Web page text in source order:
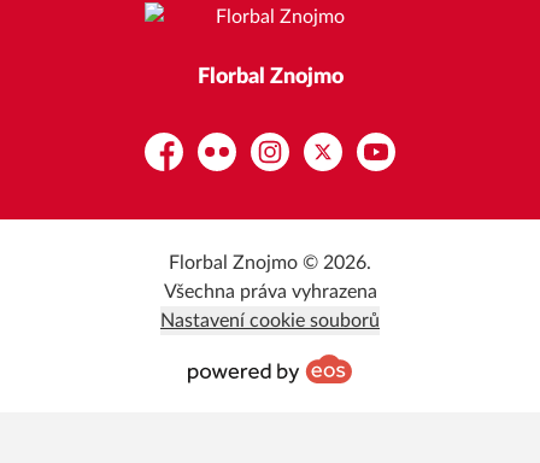
Florbal Znojmo
FacebookFlickr InstagramPlatform X
YouTube
Florbal Znojmo © 2026.
Všechna práva vyhrazena
Nastavení cookie souborů